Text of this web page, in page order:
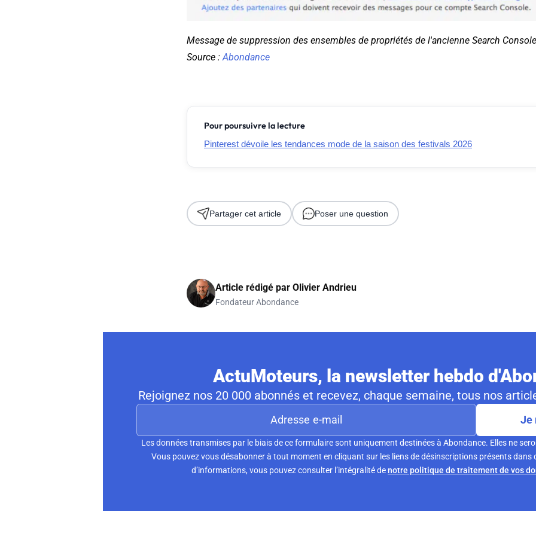
Message de suppression des ensembles de propriétés de l'ancienne Search
Source :Abondance
Pour poursuivre la lecture
Pinterest dévoile les tendances mode de la saison des festivals 2026
Partager cet article Poser une question
Article rédigé par Olivier Andrieu
Fondateur Abondance
ActuMoteurs, la newsletter hebdo
Rejoignez nos 20 000 abonnés et recevez, chaque semaine, tous nos
Je
Les données transmises par le biais de ce formulaire sont uniquement destinées à Abondance. Elles ne
Vous pouvez vous désabonner à tout moment en cliquant sur les liens de désinscriptions présents dans
d’informations, vous pouvez consulter l’intégralité denotre politique de traitement de vos